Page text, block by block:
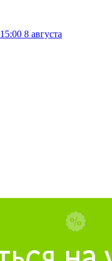
15:00 8 августа